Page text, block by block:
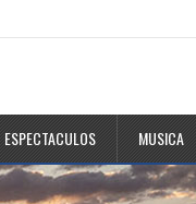
ESPECTACULOS MUSICA